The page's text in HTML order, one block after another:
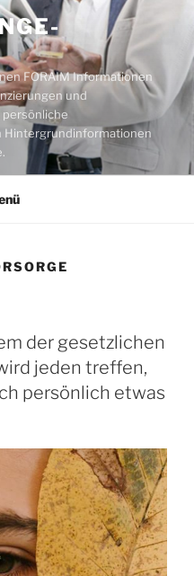
FORAIM Informationen
und
Hintergrundinformationen
der gesetzlichen
jeden treffen,
persönlich etwas